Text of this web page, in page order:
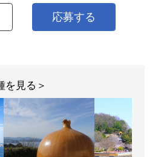
応募する
を見る